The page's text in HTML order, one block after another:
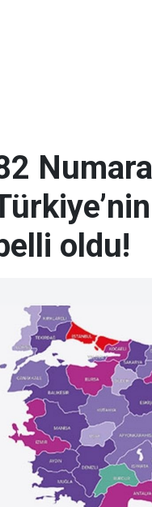
oldu!